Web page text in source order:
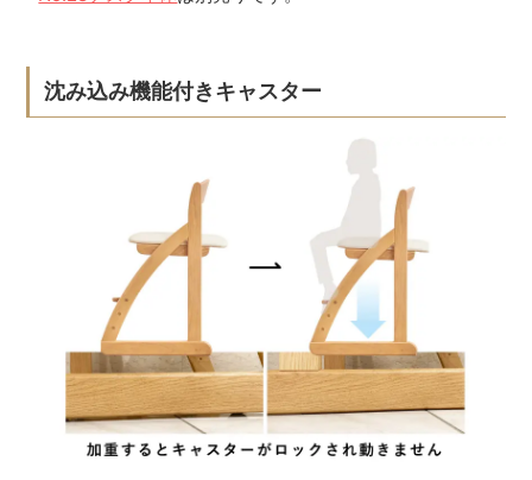
沈み込み機能付きキャスター